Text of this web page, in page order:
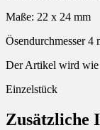
Maße: 22 x 24 mm
Ösendurchmesser 4
Der Artikel wird wie
Einzelstück
Zusätzliche